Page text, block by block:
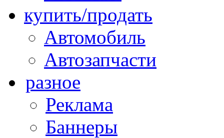
купить/продать
Автомобиль
Автозапчасти
разное
Реклама
Баннеры